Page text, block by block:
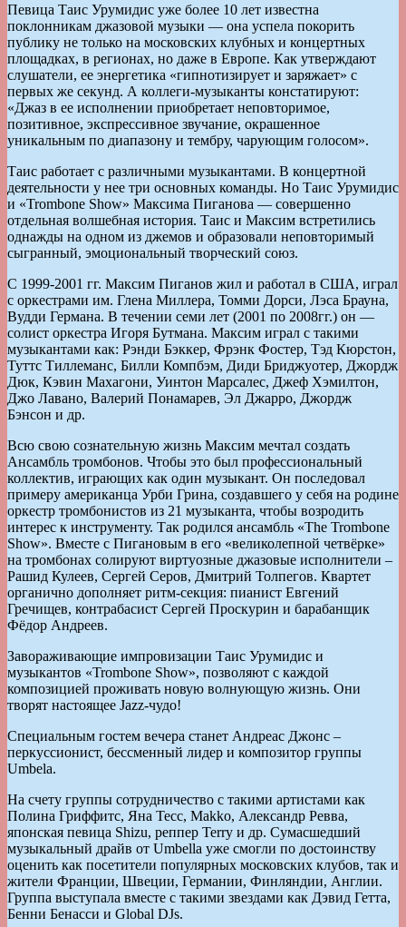
Певица Таис Урумидис уже более 10 лет известна
поклонникам джазовой музыки — она успела покорить
публику не только на московских клубных и концертных
площадках, в регионах, но даже в Европе. Как утверждают
слушатели, ее энергетика «гипнотизирует и заряжает» с
первых же секунд. А коллеги-музыканты констатируют:
«Джаз в ее исполнении приобретает неповторимое,
позитивное, экспрессивное звучание, окрашенное
уникальным по диапазону и тембру, чарующим голосом».
Таис работает с различными музыкантами. В концертной
деятельности у нее три основных команды. Но Таис Урумидис
и «Trombone Show» Максима Пиганова — совершенно
отдельная волшебная история. Таис и Максим встретились
однажды на одном из джемов и образовали неповторимый
сыгранный, эмоциональный творческий союз.
С 1999-2001 гг. Максим Пиганов жил и работал в США, играл
с оркестрами им. Глена Миллера, Томми Дорси, Лэса Брауна,
Вудди Германа. В течении семи лет (2001 по 2008гг.) он —
солист оркестра Игоря Бутмана. Максим играл с такими
музыкантами как: Рэнди Бэккер, Фрэнк Фостер, Тэд Кюрстон,
Туттс Тиллеманс, Билли Компбэм, Диди Бриджуотер, Джордж
Дюк, Кэвин Махагони, Уинтон Марсалес, Джеф Хэмилтон,
Джо Лавано, Валерий Понамарев, Эл Джарро, Джордж
Бэнсон и др.
Всю свою сознательную жизнь Максим мечтал создать
Ансамбль тромбонов. Чтобы это был профессиональный
коллектив, играющих как один музыкант. Он последовал
примеру американца Урби Грина, создавшего у себя на родине
оркестр тромбонистов из 21 музыканта, чтобы возродить
интерес к инструменту. Так родился ансамбль «The Trombone
Show». Вместе с Пигановым в его «великолепной четвёрке»
на тромбонах солируют виртуозные джазовые исполнители –
Рашид Кулеев, Сергей Серов, Дмитрий Толпегов. Квартет
органично дополняет ритм-секция: пианист Евгений
Гречищев, контрабасист Сергей Проскурин и барабанщик
Фёдор Андреев.
Завораживающие импровизации Таис Урумидис и
музыкантов «Trombone Show», позволяют с каждой
композицией проживать новую волнующую жизнь. Они
творят настоящее Jazz-чудо!
Специальным гостем вечера станет Андреас Джонс –
перкуссионист, бессменный лидер и композитор группы
Umbela.
На счету группы сотрудничество с такими артистами как
Полина Гриффитс, Яна Тесс, Makko, Александр Ревва,
японская певица Shizu, реппер Terry и др. Сумасшедший
музыкальный драйв от Umbella уже смогли по достоинству
оценить как посетители популярных московских клубов, так и
жители Франции, Швеции, Германии, Финляндии, Англии.
Группа выступала вместе с такими звездами как Дэвид Гетта,
Бенни Бенасси и Global DJs.